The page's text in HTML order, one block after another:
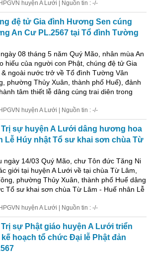
huyện A Lưới | Nguồn tin : -/-
đệ tử Gia đình Hương Sen cúng
An Cư PL.2567 tại Tổ đình Tường
08 tháng 5 năm Quý Mão, nhân mùa An
hiếu của người con Phật, chúng đệ tử Gia
ngoài nước trở về Tổ đình Tường Vân
phường Thủy Xuân thành phố Huế), đảnh
tâm thiết lễ dâng cúng trai diên trong
huyện A Lưới | Nguồn tin : -/-
Trị sự huyện A Lưới dâng hương hoa
Lễ Húy nhật Tổ sư khai sơn chùa Từ
ngày 14/03 Quý Mão, chư Tôn đức Tăng Ni
giới tại huyện A Lưới về tại chùa Từ Lâm,
phường Thủy Xuân thành phố Huế dâng
Tổ sư khai sơn chùa Từ Lâm - Huế nhân Lễ
huyện A Lưới | Nguồn tin : -/-
Trị sự Phật giáo huyện A Lưới triển
kế hoạch tổ chức Đại lễ Phật đản